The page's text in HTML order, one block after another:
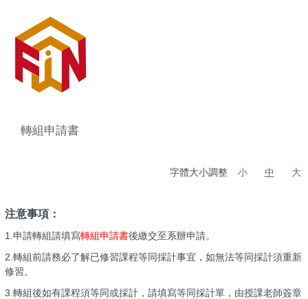
轉組申請書
字體大小調整 小 中 大
注意事項：
1.申請轉組請填寫轉組申請書後繳交至系辦申請。
2.轉組前請務必了解已修習課程等同採計事宜，如無法等同採計須重新
修習。
3.轉組後如有課程須等同或採計，請填寫等同採計單，由授課老師簽章